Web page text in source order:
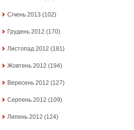
Січень 2013 (102)
Грудень 2012 (170)
Листопад 2012 (181)
Жовтень 2012 (194)
Вересень 2012 (127)
Серпень 2012 (109)
Липень 2012 (124)